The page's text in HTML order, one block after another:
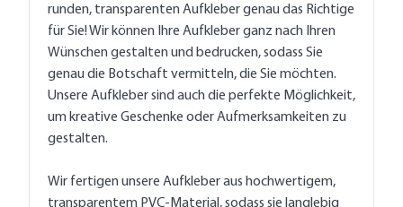
runden, transparenten Aufkleber genau das Richtige
für Sie! Wir können Ihre Aufkleber ganz nach Ihren
Wünschen gestalten und bedrucken, sodass Sie
genau die Botschaft vermitteln, die Sie möchten.
Unsere Aufkleber sind auch die perfekte Möglichkeit,
um kreative Geschenke oder Aufmerksamkeiten zu
gestalten.
Wir fertigen unsere Aufkleber aus hochwertigem,
transparentem PVC-Material, sodass sie langlebig